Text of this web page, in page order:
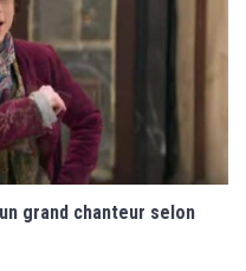
grand chanteur selon